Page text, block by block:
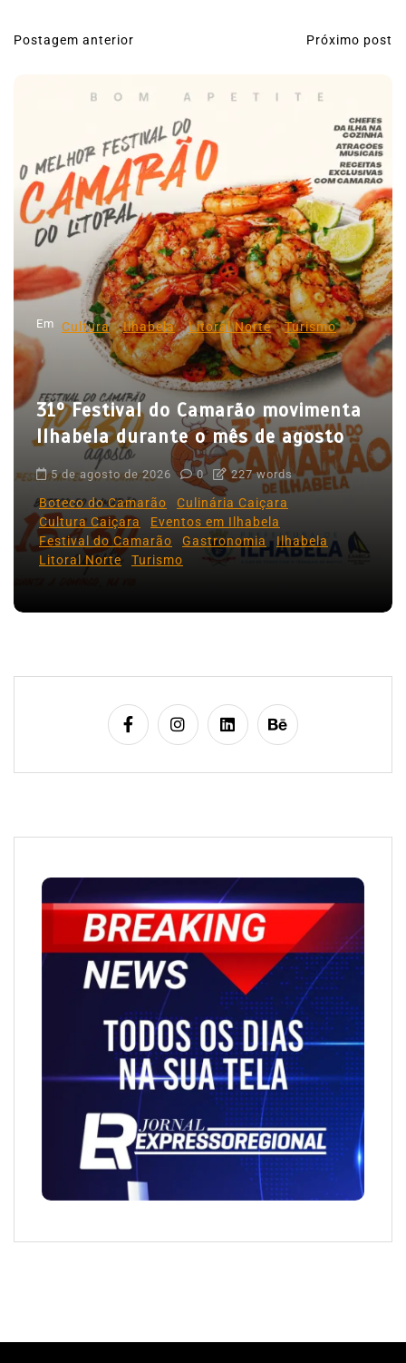
N
g
a
ç
o
d
e
P
s
Postagem anterior Próximo post
Em Cultura Ilhabela Litoral Norte Turismo
31º Festival do Camarão movimenta
Ilhabela durante o mês de agosto
5 de agosto de 2026 0 227 words
Boteco do Camarão
Culinária Caiçara
Cultura Caiçara
Eventos em Ilhabela
Festival do Camarão
Gastronomia
Ilhabela
Litoral Norte
Turismo